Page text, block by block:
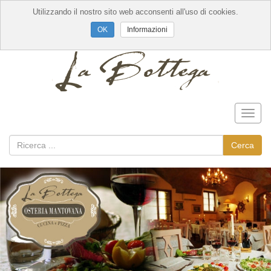
Cerca
Utilizzando il nostro sito web acconsenti all'uso di cookies.
Informazioni